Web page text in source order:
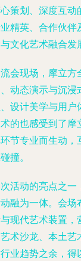
策划、深度互动
精英、合作伙伴
文化艺术融合发
会现场，摩立方
动态演示与沉浸
设计美学与用户
的也感受到了摩
节专业而生动，
撞。
活动的亮点之一
融为一体。会场
现代艺术装置，
术沙龙、本土艺
业趋势之余，得